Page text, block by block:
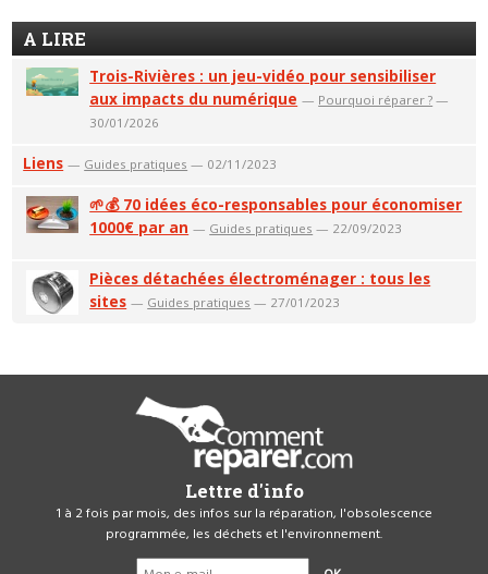
A LIRE
Trois-Rivières : un jeu-vidéo pour sensibiliser
aux impacts du numérique — Pourquoi réparer ? —
30/01/2026
Liens — Guides pratiques — 02/11/2023
🌱💰 70 idées éco-responsables pour économiser
1000€ par an — Guides pratiques — 22/09/2023
Pièces détachées électroménager : tous les
sites — Guides pratiques — 27/01/2023
Lettre d'info
1 à 2 fois par mois, des infos sur la réparation, l'obsolescence
programmée, les déchets et l'environnement.